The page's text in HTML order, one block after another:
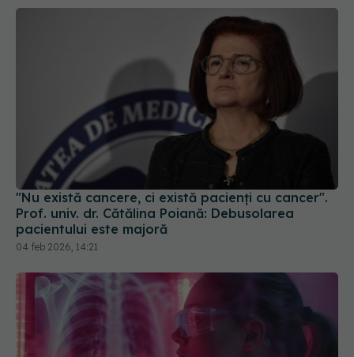
"Nu există cancere, ci există pacienți cu cancer".
Prof. univ. dr. Cătălina Poiană: Debusolarea
pacientului este majoră
04 feb 2026, 14:21